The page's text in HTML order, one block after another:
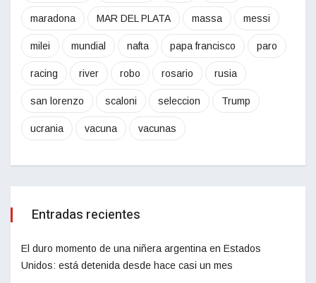
maradona MAR DEL PLATA massa messi
milei mundial nafta papa francisco paro
racing river robo rosario rusia
san lorenzo scaloni seleccion Trump
ucrania vacuna vacunas
Entradas recientes
El duro momento de una niñera argentina en Estados
Unidos: está detenida desde hace casi un mes